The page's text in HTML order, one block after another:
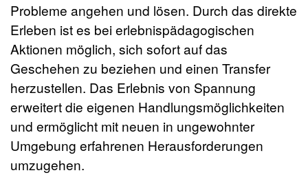
Probleme angehen und lösen. Durch das direkte
Erleben ist es bei erlebnispädagogischen
Aktionen möglich, sich sofort auf das
Geschehen zu beziehen und einen Transfer
herzustellen. Das Erlebnis von Spannung
erweitert die eigenen Handlungsmöglichkeiten
und ermöglicht mit neuen in ungewohnter
Umgebung erfahrenen Herausforderungen
umzugehen.